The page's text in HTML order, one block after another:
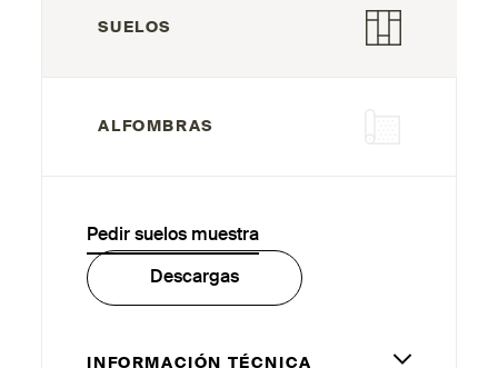
SUELOS
ALFOMBRAS
Pedir suelos muestra
Descargas
INFORMACIÓN TÉCNICA